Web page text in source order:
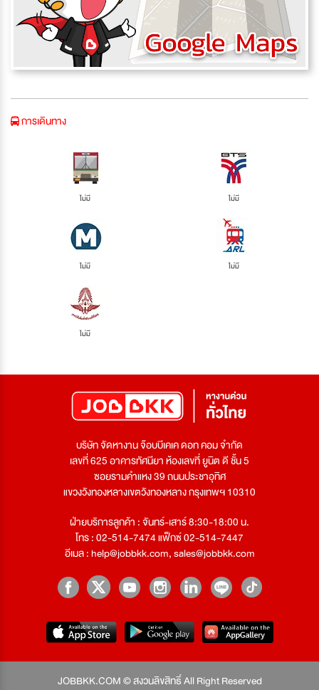
การเดินทาง
ไม่มี ไม่มี
ไม่มี ไม่มี
ไม่มี
บริษัท จัดหางาน จ๊อบบีเคเค ดอท คอม จำกัด
เลขที่ 625 อาคารทัศนียา ห้องเลขที่ ยูนิต ดี ชั้น 5
ซอยรามคำแหง 39 ถนนประชาอุทิศ
แขวงวังทองหลางเขตวังทองหลาง กรุงเทพฯ 10310
ฝ่ายบริการลูกค้า : จันทร์-เสาร์ 8:30-18:00 น.
โทร : 02-514-7474 แฟ็กซ์ 02-514-7447
อีเมล :help@jobbkk.com,sales@jobbkk.com
JOBBKK.COM © สงวนลิขสิทธิ์ All Right Reserved